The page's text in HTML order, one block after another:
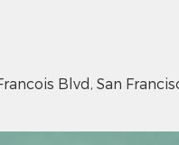
Blvd, San